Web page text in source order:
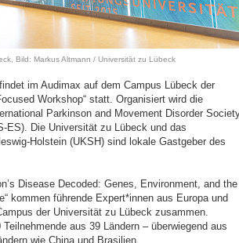
Bild: Markus Altmann / Universität zu Lübeck
im Audimax auf dem Campus Lübeck der
Workshop“ statt. Organisiert wird die
Parkinson and Movement Disorder
ES). Die Universität zu Lübeck und das
Holstein (UKSH) sind lokale Gastgeber des
Disease Decoded: Genes, Environment, and the
kommen führende Expert*innen aus Europa und
der Universität zu Lübeck zusammen.
aus 39 Ländern – überwiegend aus
wie China und Brasilien.